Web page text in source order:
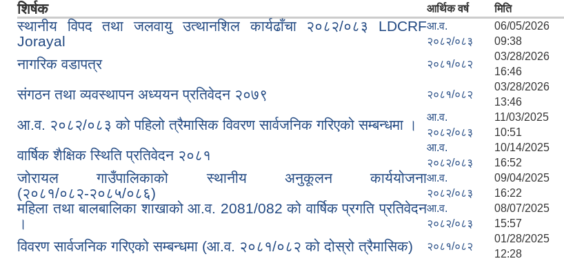
शिर्षक आर्थिक वर्ष मिति
स्थानीय विपद तथा जलवायु उत्थानशिल कार्यढाँचा २०८२/०८३ LDCRF
Jorayal
आ.व.
२०८२/०८३
06/05/
09:38
नागरिक वडापत्र २०८१/०८२
03/28/
16:46
संगठन तथा व्यवस्थापन अध्ययन प्रतिवेदन २०७९ २०८१/०८२
03/28/
13:46
आ.व. २०८२/०८३ को पहिलो त्रैमासिक विवरण सार्वजनिक गरिएको सम्बन्धमा ।
आ.व.
२०८२/०८३
11/03/
10:51
वार्षिक शैक्षिक स्थिति प्रतिवेदन २०८१
आ.व.
२०८२/०८३
10/14/
16:52
जोरायल गाउँपालिकाको स्थानीय अनुकूलन कार्ययोजना
(२०८१/०८२-२०८५/०८६)
आ.व.
२०८२/०८३
09/04/
16:22
महिला तथा बालबालिका शाखाको आ.व. 2081/082 को वार्षिक प्रगति प्रतिवेदन
।
आ.व.
२०८२/०८३
08/07/
15:57
विवरण सार्वजनिक गरिएको सम्बन्धमा (आ.व. २०८१/०८२ को दोस्रो त्रैमासिक) २०८१/०८२
01/28/
12:28